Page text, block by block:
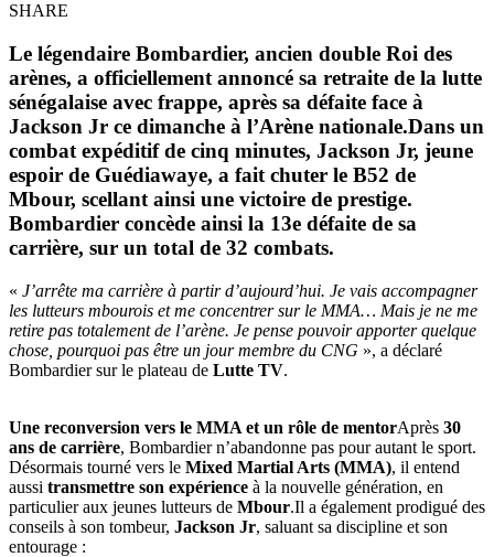
SHARE
Le légendaire Bombardier, ancien double Roi des
arènes, a officiellement annoncé sa retraite de la lutte
sénégalaise avec frappe, après sa défaite face à
Jackson Jr ce dimanche à l’Arène nationale.Dans un
combat expéditif de cinq minutes, Jackson Jr, jeune
espoir de Guédiawaye, a fait chuter le B52 de
Mbour, scellant ainsi une victoire de prestige.
Bombardier concède ainsi la 13e défaite de sa
carrière, sur un total de 32 combats.
« J’arrête ma carrière à partir d’aujourd’hui. Je vais accompagner
les lutteurs mbourois et me concentrer sur le MMA… Mais je ne me
retire pas totalement de l’arène. Je pense pouvoir apporter quelque
chose, pourquoi pas être un jour membre du CNG », a déclaré
Bombardier sur le plateau de Lutte TV.
Une reconversion vers le MMA et un rôle de mentorAprès 30
ans de carrière, Bombardier n’abandonne pas pour autant le sport.
Désormais tourné vers le Mixed Martial Arts (MMA), il entend
aussi transmettre son expérience à la nouvelle génération, en
particulier aux jeunes lutteurs de Mbour.Il a également prodigué des
conseils à son tombeur, Jackson Jr, saluant sa discipline et son
entourage :